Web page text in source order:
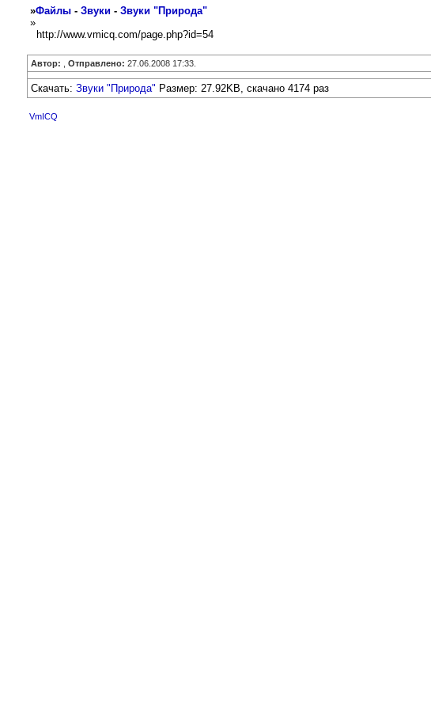
»Файлы - Звуки - Звуки "Природа"
»
http://www.vmicq.com/page.php?id=54
Автор: Отправлено: 27.06.2008 17:33.
Скачать: Звуки "Природа" Размер: 27.92KB, скачано 4174 раз
VmICQ